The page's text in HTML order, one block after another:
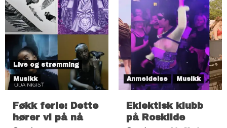
Live og strømming
Musikk
Føkk ferie: Dette
hører vi på nå
Anmeldelse Musikk
Eklektisk klubb
på Roskilde